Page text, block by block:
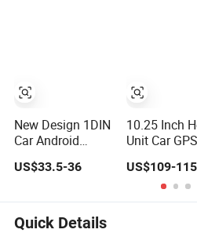
New Design 1DIN
Car Android
Touch Screen 9
Inch GPS Radio
US$33.5-36
10.25 Inch
Unit Car GPS
Navigation
Wireless
Carplay
Auto for
US$109-115
Quick Details